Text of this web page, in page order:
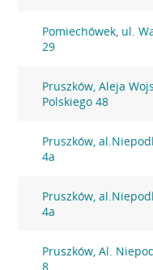
Pomiechówek, ul.
29
Pruszków, Aleja
Polskiego 48
Pruszków,
4a
Pruszków,
4a
Pruszków, Al.
8